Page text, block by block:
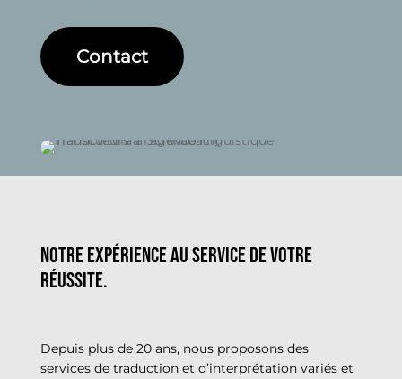
Contact
Notre expérience au service de votre
réussite.
Depuis plus de 20 ans, nous proposons des
services de traduction et d’interprétation variés et